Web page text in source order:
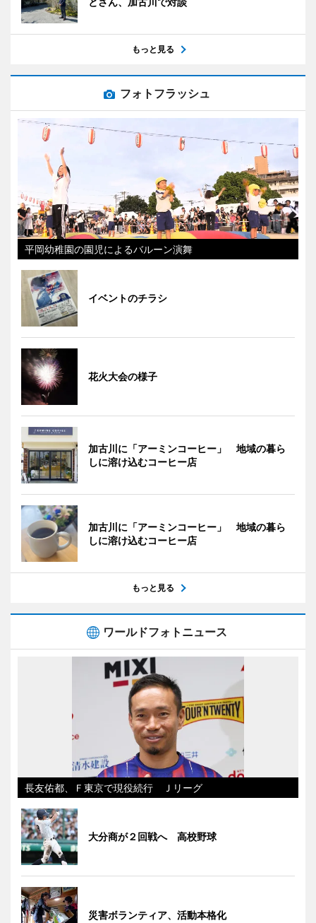
もっと見る
フォトフラッシュ
平岡幼稚園の園児によるバルーン演舞
イベントのチラシ
花火大会の様子
加古川に「アーミンコーヒー」 地域の暮ら
しに溶け込むコーヒー店
加古川に「アーミンコーヒー」 地域の暮ら
しに溶け込むコーヒー店
もっと見る
ワールドフォトニュース
長友佑都、Ｆ東京で現役続行 Ｊリーグ
大分商が２回戦へ 高校野球
災害ボランティア、活動本格化